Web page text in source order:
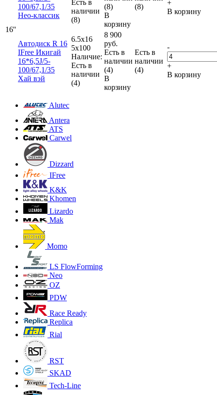
16''
100/67,1/35
Нео-классик
Есть в
наличии
(8)
(8)
В
корзину
(8)
+
В корзину
Автодиск R 16
IFree Икигай
16*6,5J/5-
100/67,1/35
Хай вэй
6.5x16
5x100
Наличие:
Есть в
наличии
(4)
8 900
руб.
Есть в
наличии
(4)
В
корзину
Есть в
наличии
(4)
-
+
В корзину
Alutec
Antera
ATS
Carwel
Dizzard
IFree
K&K
Khomen
Lizardo
Mak
Momo
LS FlowForming
Neo
OZ
PDW
Race Ready
Replica
Rial
RST
SKAD
Tech-Line